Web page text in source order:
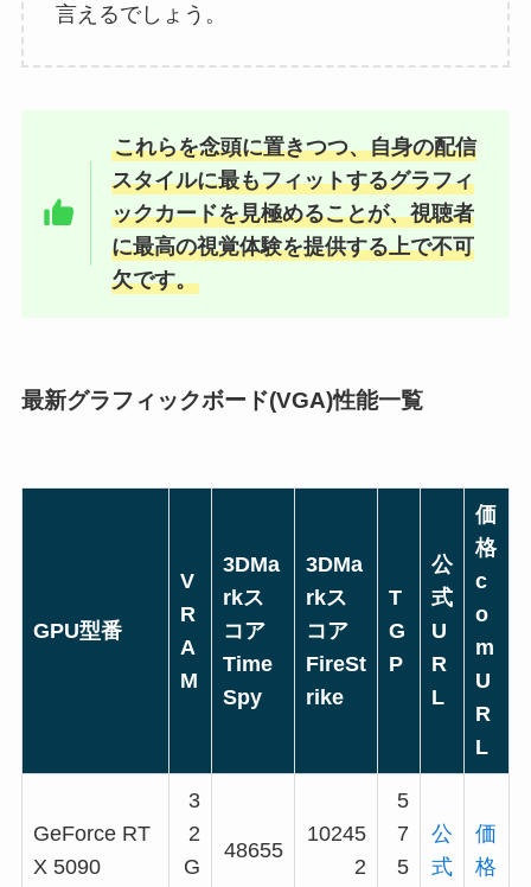
言えるでしょう。
これらを念頭に置きつつ、自身の配信
スタイルに最もフィットするグラフィ
ックカードを見極めることが、視聴者
に最高の視覚体験を提供する上で不可
欠です。
最新グラフィックボード(VGA)性能一覧
GPU型番
V
R
A
M
3DMa
rkス
コア
Time
Spy
3DMa
rkス
コア
FireSt
rike
T
G
P
公
式
U
R
L
価
格
c
o
m
U
R
L
GeForce RT
X 5090
3
2
G
48655
10245
2
5
7
5
公
式
価
格